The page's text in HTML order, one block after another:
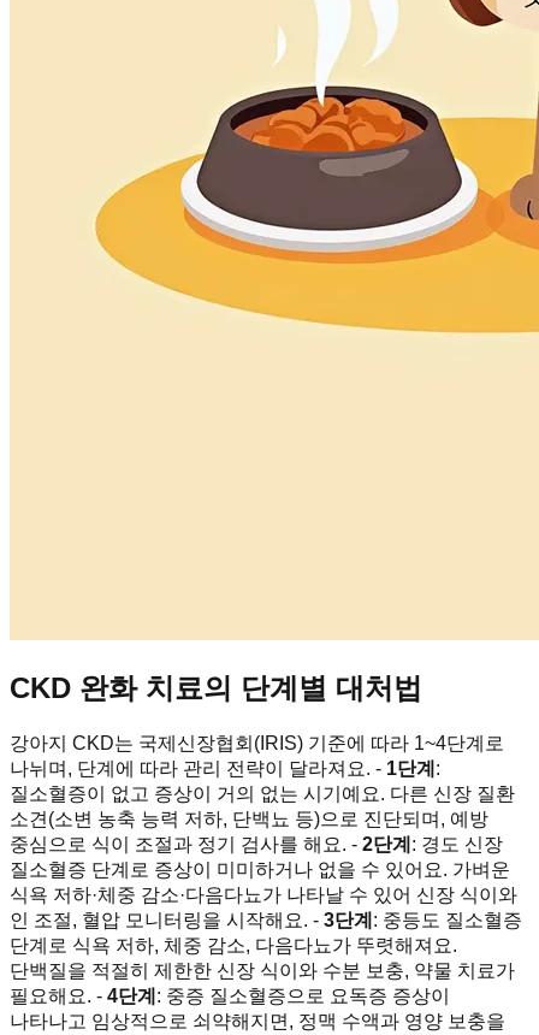
CKD 완화 치료의 단계별 대처법
강아지 CKD는 국제신장협회(IRIS) 기준에 따라 1~4단계로
나뉘며, 단계에 따라 관리 전략이 달라져요. - 1단계 :
질소혈증이 없고 증상이 거의 없는 시기예요. 다른 신장 질환
소견(소변 농축 능력 저하, 단백뇨 등)으로 진단되며, 예방
중심으로 식이 조절과 정기 검사를 해요. - 2단계 : 경도 신장
질소혈증 단계로 증상이 미미하거나 없을 수 있어요. 가벼운
식욕 저하·체중 감소·다음다뇨가 나타날 수 있어 신장 식이와
인 조절, 혈압 모니터링을 시작해요. - 3단계 : 중등도 질소혈증
단계로 식욕 저하, 체중 감소, 다음다뇨가 뚜렷해져요.
단백질을 적절히 제한한 신장 식이와 수분 보충, 약물 치료가
필요해요. - 4단계 : 중증 질소혈증으로 요독증 증상이
나타나고 임상적으로 쇠약해지면, 정맥 수액과 영양 보충을